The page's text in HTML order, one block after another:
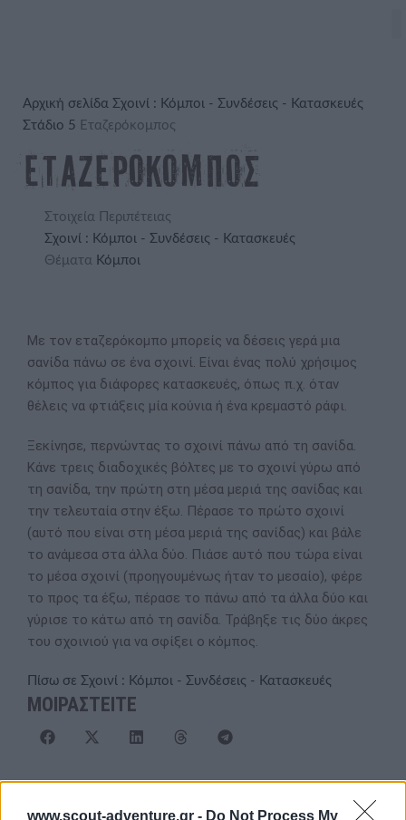
www.scout-adventure.gr - Do Not Process My
Αρχική σελίδα Σχοινί : Κόμποι - Συνδέσεις - Κατασκευές
Στάδιο 5 Εταζερόκομπος
Εταζερόκομπος
Στοιχεία Περιπέτειας
Σχοινί : Κόμποι - Συνδέσεις - Κατασκευές
Θέματα Κόμποι
Με τον εταζερόκομπο μπορείς να δέσεις γερά μια
σανίδα πάνω σε ένα σχοινί. Είναι ένας πολύ χρήσιμος
κόμπος για διάφορες κατασκευές, όπως π.χ. όταν
θέλεις να φτιάξεις μία κούνια ή ένα κρεμαστό ράφι.
Ξεκίνησε, περνώντας το σχοινί πάνω από τη σανίδα.
Κάνε τρεις διαδοχικές βόλτες με το σχοινί γύρω από
τη σανίδα, την πρώτη στη μέσα μεριά της σανίδας και
την τελευταία στην έξω. Πέρασε το πρώτο σχοινί
(αυτό που είναι στη μέσα μεριά της σανίδας) και βάλε
το ανάμεσα στα άλλα δύο. Πιάσε αυτό που τώρα είναι
το μέσα σχοινί (προηγουμένως ήταν το μεσαίο), φέρε
το προς τα έξω, πέρασε το πάνω από τα άλλα δύο και
γύρισε το κάτω από τη σανίδα. Τράβηξε τις δύο άκρες
του σχοινιού για να σφίξει ο κόμπος.
Πίσω σε Σχοινί : Κόμποι - Συνδέσεις - Κατασκευές
ΜΟΙΡΑΣΤΕΙΤΕ